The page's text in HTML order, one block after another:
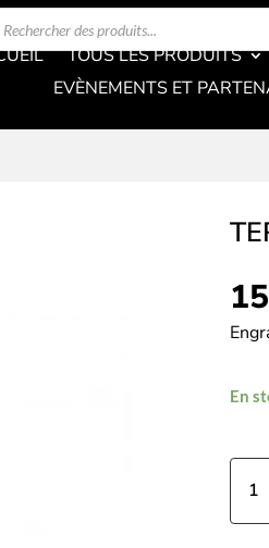
TOUS LES PRODUITS
EVÈNEMENTS ET
En
Terra